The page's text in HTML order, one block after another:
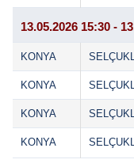
13.05.2026 15:30 -
KONYA
KONYA
KONYA
KONYA